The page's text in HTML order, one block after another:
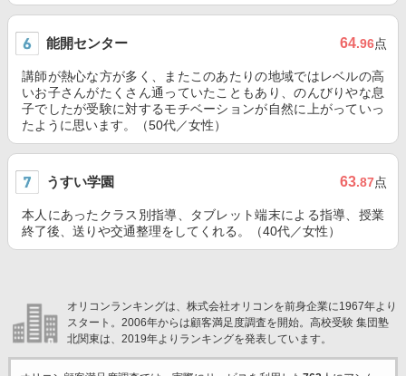
能開センター 64.96点
講師が熱心な方が多く、またこのあたりの地域ではレベルの高
いお子さんがたくさん通っていたこともあり、のんびりやな息
子でしたが受験に対するモチベーションが自然に上がっていっ
たように思います。（50代／女性）
うすい学園 63.87点
本人にあったクラス別指導、タブレット端末による指導、授業
終了後、送りや交通整理をしてくれる。（40代／女性）
オリコンランキングは、株式会社オリコンを前身企業に1967年より
スタート。2006年からは顧客満足度調査を開始。高校受験 集団塾
北関東は、2019年よりランキングを発表しています。